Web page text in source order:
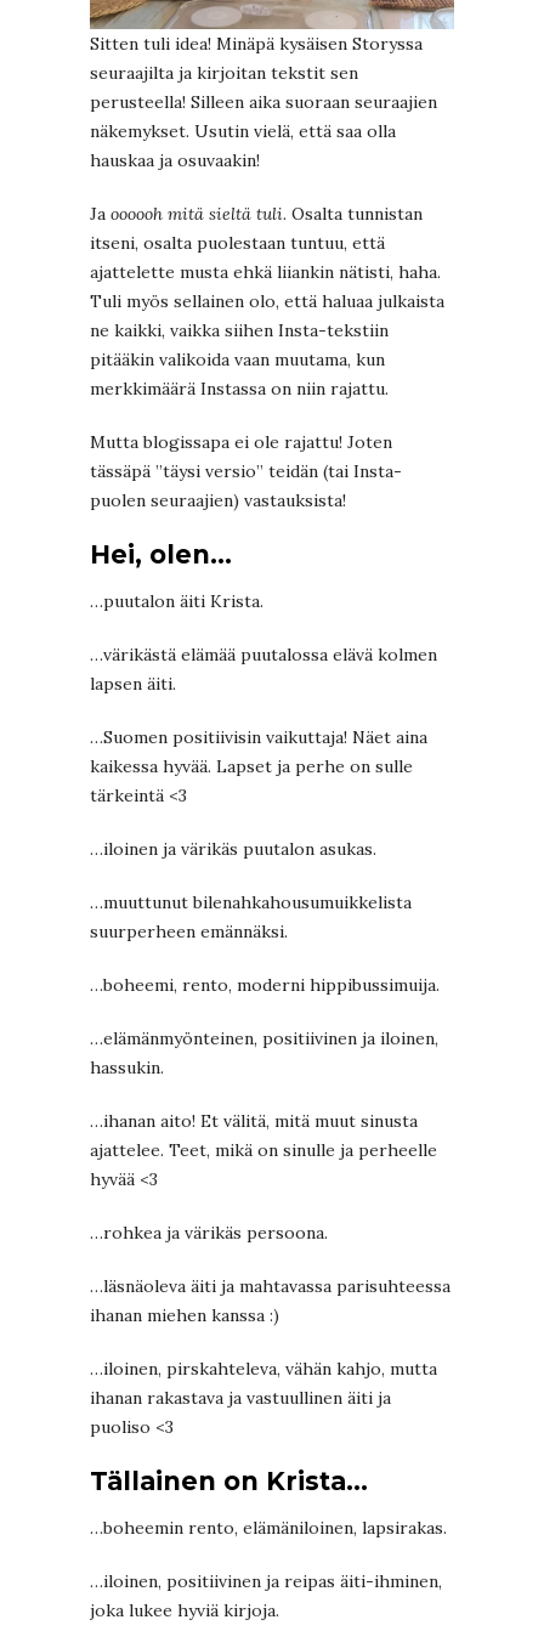
Sitten tuli idea! Minäpä kysäisen Storyssa
seuraajilta ja kirjoitan tekstit sen
perusteella! Silleen aika suoraan seuraajien
näkemykset. Usutin vielä, että saa olla
hauskaa ja osuvaakin!
Ja oooooh mitä sieltä tuli. Osalta tunnistan
itseni, osalta puolestaan tuntuu, että
ajattelette musta ehkä liiankin nätisti, haha.
Tuli myös sellainen olo, että haluaa julkaista
ne kaikki, vaikka siihen Insta-tekstiin
pitääkin valikoida vaan muutama, kun
merkkimäärä Instassa on niin rajattu.
Mutta blogissapa ei ole rajattu! Joten
tässäpä ”täysi versio” teidän (tai Insta-
puolen seuraajien) vastauksista!
Hei, olen…
…puutalon äiti Krista.
…värikästä elämää puutalossa elävä kolmen
lapsen äiti.
…Suomen positiivisin vaikuttaja! Näet aina
kaikessa hyvää. Lapset ja perhe on sulle
tärkeintä <3
…iloinen ja värikäs puutalon asukas.
…muuttunut bilenahkahousumuikkelista
suurperheen emännäksi.
…boheemi, rento, moderni hippibussimuija.
…elämänmyönteinen, positiivinen ja iloinen,
hassukin.
…ihanan aito! Et välitä, mitä muut sinusta
ajattelee. Teet, mikä on sinulle ja perheelle
hyvää <3
…rohkea ja värikäs persoona.
…läsnäoleva äiti ja mahtavassa parisuhteessa
ihanan miehen kanssa :)
…iloinen, pirskahteleva, vähän kahjo, mutta
ihanan rakastava ja vastuullinen äiti ja
puoliso <3
Tällainen on Krista…
…boheemin rento, elämäniloinen, lapsirakas.
…iloinen, positiivinen ja reipas äiti-ihminen,
joka lukee hyviä kirjoja.